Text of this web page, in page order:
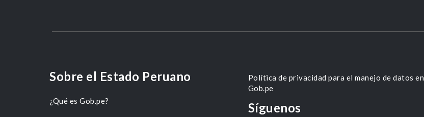
Sobre el Estado Peruano
¿Qué es Gob.pe?
Política de privacidad para el manejo de datos en
Gob.pe
Síguenos